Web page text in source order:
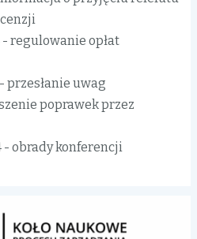
- regulowanie opłat
przesłanie uwag
poprawek przez
- obrady konferencji